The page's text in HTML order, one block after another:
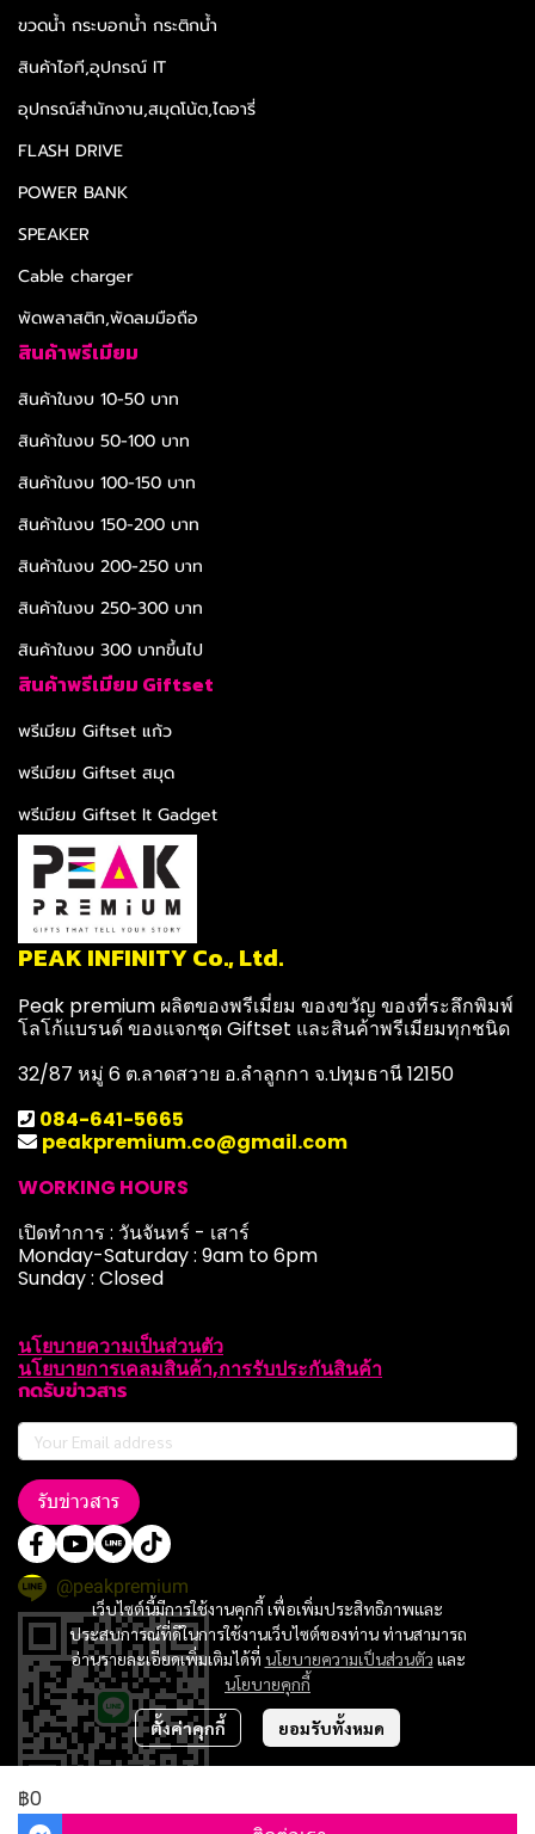
฿0
เว็บไซต์นี้มีการใช้งานคุกกี้ เพื่อเพิ่มประสิทธิภาพและ
ประสบการณ์ที่ดีในการใช้งานเว็บไซต์ของท่าน ท่านสามารถ
อ่านรายละเอียดเพิ่มเติมได้ที่ นโยบายความเป็นส่วนตัว และ
นโยบายคุกกี้
ตั้งค่าคุกกี้ ยอมรับทั้งหมด
ขวดน้ำ กระบอกน้ำ กระติกน้ำ
สินค้าไอที,อุปกรณ์ IT
อุปกรณ์สำนักงาน,สมุดโน้ต,ไดอารี่
FLASH DRIVE
POWER BANK
SPEAKER
Cable charger
พัดพลาสติก,พัดลมมือถือ
สินค้าพรีเมียม
สินค้าในงบ 10-50 บาท
สินค้าในงบ 50-100 บาท
สินค้าในงบ 100-150 บาท
สินค้าในงบ 150-200 บาท
สินค้าในงบ 200-250 บาท
สินค้าในงบ 250-300 บาท
สินค้าในงบ 300 บาทขึ้นไป
สินค้าพรีเมียม Giftset
พรีเมียม Giftset แก้ว
พรีเมียม Giftset สมุด
พรีเมียม Giftset It Gadget
PEAK INFINITY Co., Ltd.
Peak premium ผลิตของพรีเมี่ยม ของขวัญ ของที่ระลึกพิมพ์
โลโก้แบรนด์ ของแจกชุด Giftset และสินค้าพรีเมียมทุกชนิด
32/87 หมู่ 6 ต.ลาดสวาย อ.ลำลูกกา จ.ปทุมธานี 12150
084-641-5665
peakpremium.co@gmail.com
WORKING HOURS
เปิดทำการ : วันจันทร์ - เสาร์
Monday-Saturday : 9am to 6pm
Sunday : Closed
นโยบายความเป็นส่วนตัว
นโยบายการเคลมสินค้า,การรับประกันสินค้า
กดรับข่าวสาร
รับข่าวสาร
@peakpremium